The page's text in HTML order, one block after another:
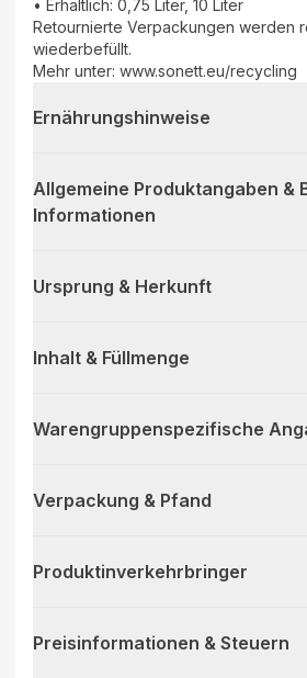
• Erhältlich: 0,75 Liter, 10 Liter
Retournierte Verpackungen werden
wiederbefüllt.
Mehr unter: www.sonett.eu/recycling
Ernährungshinweise
Allgemeine Produktangaben &
Informationen
Ursprung & Herkunft
Inhalt & Füllmenge
Warengruppenspezifische
Verpackung & Pfand
Produktinverkehrbringer
Preisinformationen & Steuern